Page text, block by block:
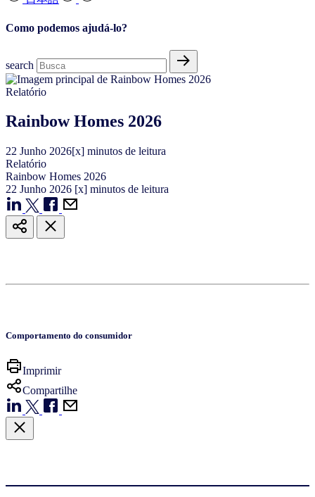
Como podemos ajudá-lo?
search
Relatório
Rainbow Homes 2026
22 Junho 2026[x] minutos de leitura
Relatório
Rainbow Homes 2026
22 Junho 2026 [x] minutos de leitura
Comportamento do consumidor
Imprimir
Compartilhe